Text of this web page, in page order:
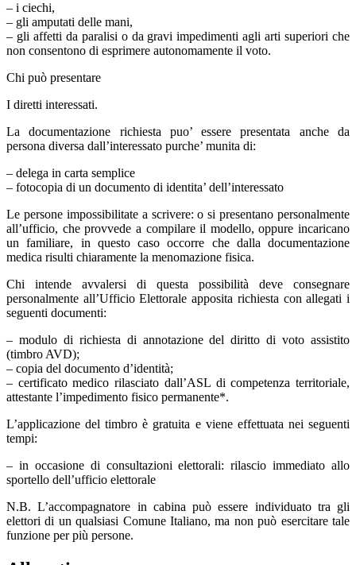
– i ciechi,
– gli amputati delle mani,
– gli affetti da paralisi o da gravi impedimenti agli arti superiori che
non consentono di esprimere autonomamente il voto.
Chi può presentare
I diretti interessati.
La documentazione richiesta puo’ essere presentata anche da
persona diversa dall’interessato purche’ munita di:
– delega in carta semplice
– fotocopia di un documento di identita’ dell’interessato
Le persone impossibilitate a scrivere: o si presentano personalmente
all’ufficio, che provvede a compilare il modello, oppure incaricano
un familiare, in questo caso occorre che dalla documentazione
medica risulti chiaramente la menomazione fisica.
Chi intende avvalersi di questa possibilità deve consegnare
personalmente all’Ufficio Elettorale apposita richiesta con allegati i
seguenti documenti:
– modulo di richiesta di annotazione del diritto di voto assistito
(timbro AVD);
– copia del documento d’identità;
– certificato medico rilasciato dall’ASL di competenza territoriale,
attestante l’impedimento fisico permanente*.
L’applicazione del timbro è gratuita e viene effettuata nei seguenti
tempi:
– in occasione di consultazioni elettorali: rilascio immediato allo
sportello dell’ufficio elettorale
N.B. L’accompagnatore in cabina può essere individuato tra gli
elettori di un qualsiasi Comune Italiano, ma non può esercitare tale
funzione per più persone.